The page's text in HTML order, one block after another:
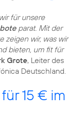
für unsere
parat. Mit der
zeigen wir, was wir
bieten, um fit für
Grote, Leiter des
Deutschland.
15 € im